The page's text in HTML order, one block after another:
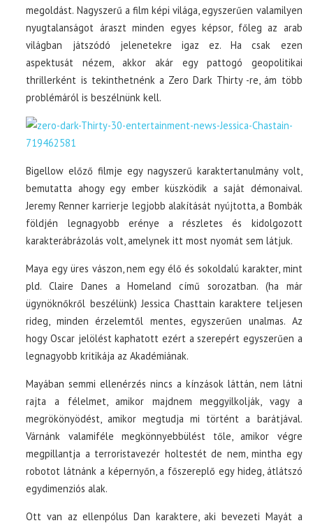
megoldást. Nagyszerű a film képi világa, egyszerűen valamilyen
nyugtalanságot áraszt minden egyes képsor, főleg az arab
világban játszódó jelenetekre igaz ez. Ha csak ezen
aspektusát nézem, akkor akár egy pattogó geopolitikai
thrillerként is tekinthetnénk a Zero Dark Thirty -re, ám több
problémáról is beszélnünk kell.
Bigellow előző filmje egy nagyszerű karaktertanulmány volt,
bemutatta ahogy egy ember küszködik a saját démonaival.
Jeremy Renner karrierje legjobb alakítását nyújtotta, a Bombák
földjén legnagyobb erénye a részletes és kidolgozott
karakterábrázolás volt, amelynek itt most nyomát sem látjuk.
Maya egy üres vászon, nem egy élő és sokoldalú karakter, mint
pld. Claire Danes a Homeland című sorozatban. (ha már
ügynöknőkről beszélünk) Jessica Chasttain karaktere teljesen
rideg, minden érzelemtől mentes, egyszerűen unalmas. Az
hogy Oscar jelölést kaphatott ezért a szerepért egyszerűen a
legnagyobb kritikája az Akadémiának.
Mayában semmi ellenérzés nincs a kínzások láttán, nem látni
rajta a félelmet, amikor majdnem meggyilkolják, vagy a
megrökönyödést, amikor megtudja mi történt a barátjával.
Várnánk valamiféle megkönnyebbülést tőle, amikor végre
megpillantja a terroristavezér holtestét de nem, mintha egy
robotot látnánk a képernyőn, a főszereplő egy hideg, átlátszó
egydimenziós alak.
Ott van az ellenpólus Dan karaktere, aki bevezeti Mayát a